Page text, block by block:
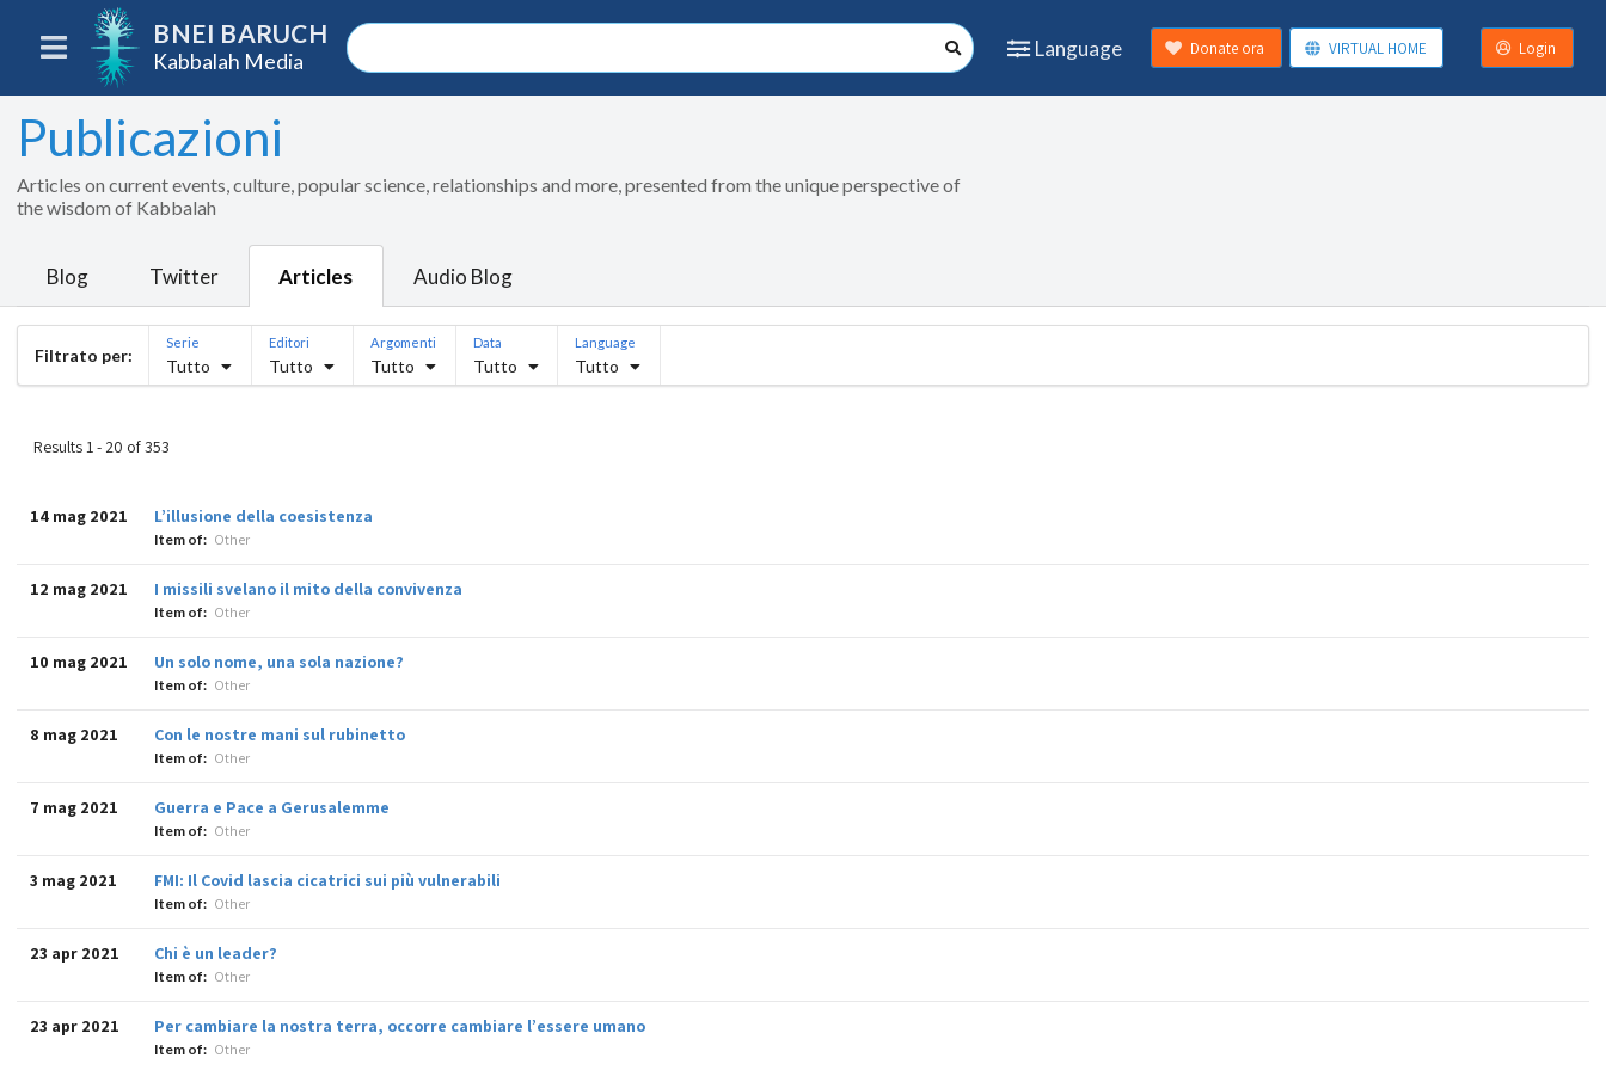
BNEI BARUCH
Kabbalah Media
Language Donate ora VIRTUAL HOME Login
Publicazioni
Articles on current events, culture, popular science, relationships and more, presented from the unique perspective of
the wisdom of Kabbalah
Blog Twitter Articles Audio Blog
Filtrato per:
Serie
Tutto
Editori
Tutto
Argomenti
Tutto
Data
Tutto
Language
Tutto
Results 1 - 20 of 353
14 mag 2021 L’illusione della coesistenza
Item of: Other
12 mag 2021 I missili svelano il mito della convivenza
Item of: Other
10 mag 2021 Un solo nome, una sola nazione?
Item of: Other
8 mag 2021 Con le nostre mani sul rubinetto
Item of: Other
7 mag 2021 Guerra e Pace a Gerusalemme
Item of: Other
3 mag 2021 FMI: Il Covid lascia cicatrici sui più vulnerabili
Item of: Other
23 apr 2021 Chi è un leader?
Item of: Other
23 apr 2021 Per cambiare la nostra terra, occorre cambiare l’essere umano
Item of: Other